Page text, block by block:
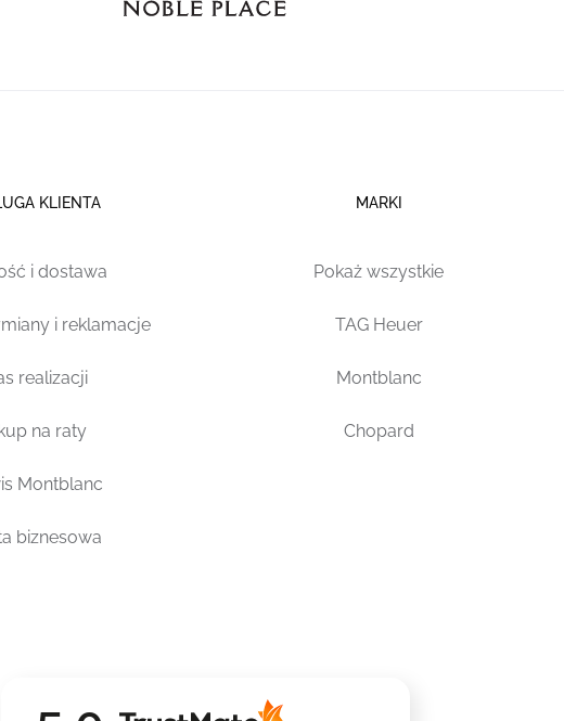
KLIENTA
i dostawa
i reklamacje
realizacji
na raty
Montblanc
biznesowa
MARKI
Pokaż wszystkie
TAG Heuer
Montblanc
Chopard